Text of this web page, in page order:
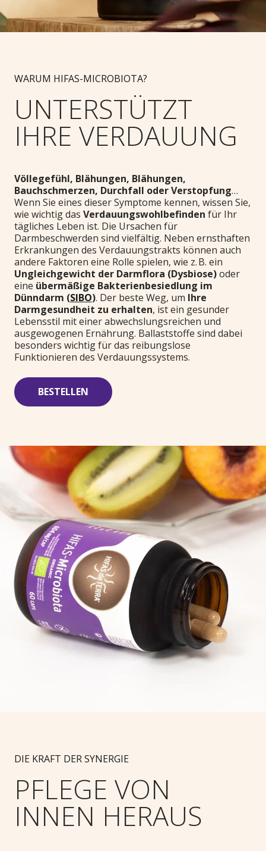
WARUM HIFAS-MICROBIOTA?
UNTERSTÜTZT
IHRE VERDAUUNG
Völlegefühl, Blähungen, Blähungen,
Bauchschmerzen, Durchfall oder Verstopfung…
Wenn Sie eines dieser Symptome kennen, wissen Sie,
wie wichtig das Verdauungswohlbefinden für Ihr
tägliches Leben ist. Die Ursachen für
Darmbeschwerden sind vielfältig. Neben ernsthaften
Erkrankungen des Verdauungstrakts können auch
andere Faktoren eine Rolle spielen, wie z. B. ein
Ungleichgewicht der Darmflora (Dysbiose)oder
eine übermäßige Bakterienbesiedlung im
Dünndarm (SIBO). Der beste Weg, um Ihre
Darmgesundheit zu erhalten, ist ein gesunder
Lebensstil mit einer abwechslungsreichen und
ausgewogenen Ernährung. Ballaststoffe sind dabei
besonders wichtig für das reibungslose
Funktionieren des Verdauungssystems.
BESTELLEN
DIE KRAFT DER SYNERGIE
PFLEGE VON
INNEN HERAUS